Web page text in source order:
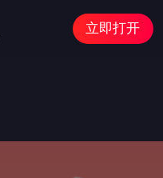
立即打开